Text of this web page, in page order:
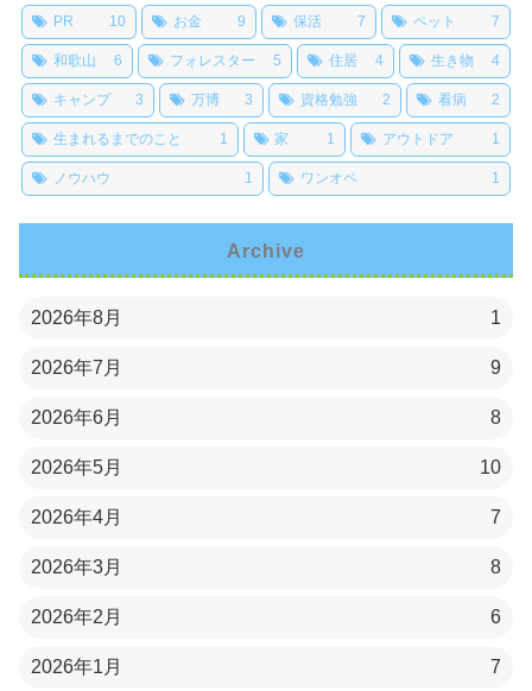
PR 10 お金 9 保活 7 ペット 7
和歌山 6 フォレスター 5 住居 4 生き物 4
キャンプ 3 万博 3 資格勉強 2 看病 2
生まれるまでのこと 1 家 1 アウトドア 1
ノウハウ 1 ワンオペ 1
Archive
2026年8月 1
2026年7月 9
2026年6月 8
2026年5月 10
2026年4月 7
2026年3月 8
2026年2月 6
2026年1月 7